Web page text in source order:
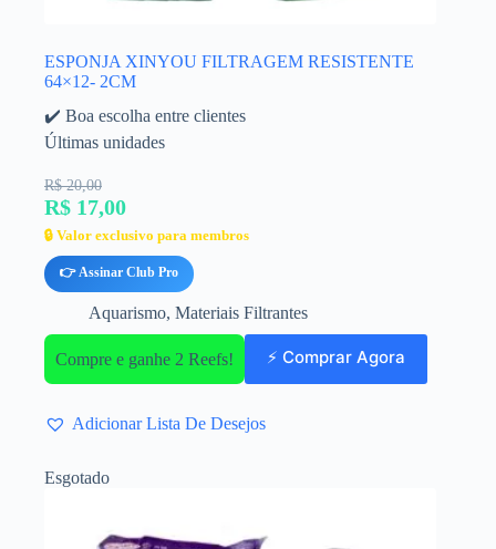
ESPONJA XINYOU FILTRAGEM RESISTENTE
64×12- 2CM
✔️ Boa escolha entre clientes
Últimas unidades
R$ 20,00
R$ 17,00
🔒 Valor exclusivo para membros
👉 Assinar Club Pro
Aquarismo, Materiais Filtrantes
Compre e ganhe 2 Reefs! ⚡ Comprar Agora
Adicionar Lista De Desejos
Esgotado